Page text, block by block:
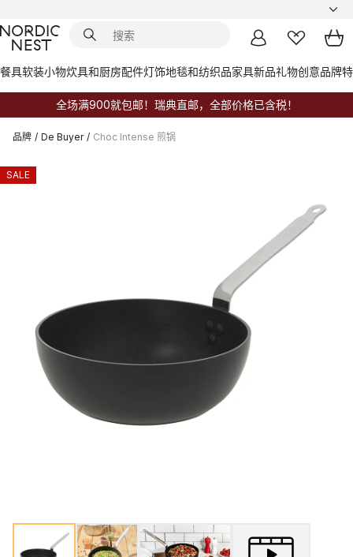
餐具软装小物炊具和厨房配件灯饰地毯和纺织品家具新品礼物创意品牌
全场满900就包邮！瑞典直邮，全部价格已含税！
品牌 / De Buyer / Choc Intense 煎锅
SALE